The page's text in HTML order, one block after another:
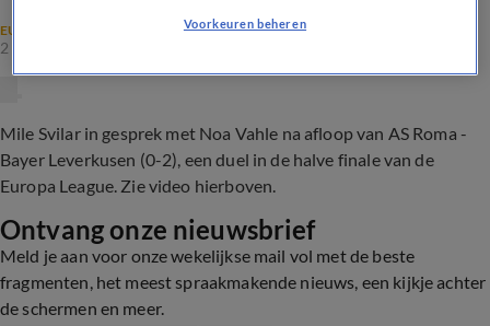
EUROPA LEAGUE
2 mei 2024, 23:42
Mile Svilar in gesprek met Noa Vahle na afloop van AS Roma -
Bayer Leverkusen (0-2), een duel in de halve finale van de
Europa League. Zie video hierboven.
Ontvang onze nieuwsbrief
Meld je aan voor onze wekelijkse mail vol met de beste
fragmenten, het meest spraakmakende nieuws, een kijkje achter
de schermen en meer.
Voorkeuren beheren